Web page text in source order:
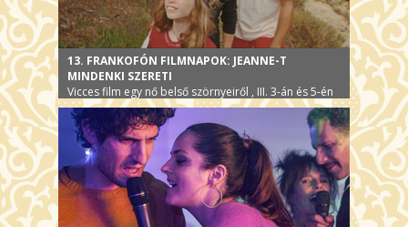
13. FRANKOFÓN FILMNAPOK: JEANNE-T
MINDENKI SZERETI
Vicces film egy nő belső szörnyeiről , III. 3-án és 5-én